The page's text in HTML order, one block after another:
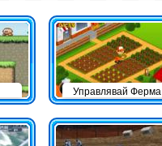
Управлявай Ферма